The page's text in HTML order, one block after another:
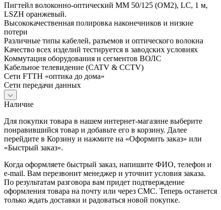
Пигтейл волоконно-оптический MM 50/125 (OM2), LC, 1 м,
LSZH оранжевый.
Высококачественная полировка наконечников и низкие
потери
Различные типы кабелей, разъемов и оптического волокна
Качество всех изделий тестируется в заводских условиях
Коммутация оборудования и сегментов ВОЛС
Кабельное телевидение (CATV & CCTV)
Сети FTTH «оптика до дома»
Сети передачи данных
Наличие
Для покупки товара в нашем интернет-магазине выберите
понравившийся товар и добавьте его в корзину. Далее
перейдите в Корзину и нажмите на «Оформить заказ» или
«Быстрый заказ».
Когда оформляете быстрый заказ, напишите ФИО, телефон и
e-mail. Вам перезвонит менеджер и уточнит условия заказа.
По результатам разговора вам придет подтверждение
оформления товара на почту или через СМС. Теперь останется
только ждать доставки и радоваться новой покупке.